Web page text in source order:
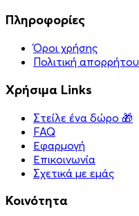
Πληροφορίες
Όροι χρήσης
Πολιτική απορρήτου
Χρήσιμα Links
Στείλε ένα δώρο 🎁
FAQ
Εφαρμογή
Επικοινωνία
Σχετικά με εμάς
Κοινότητα